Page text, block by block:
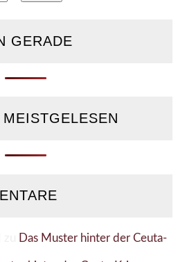
GERADE
Das Muster hinter der Ceuta-